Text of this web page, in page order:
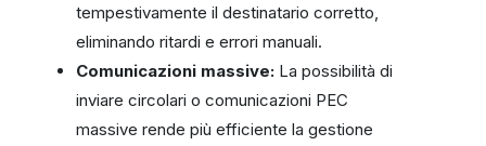
tempestivamente il destinatario corretto,
eliminando ritardi e errori manuali.
Comunicazioni massive: La possibilità di
inviare circolari o comunicazioni PEC
massive rende più efficiente la gestione